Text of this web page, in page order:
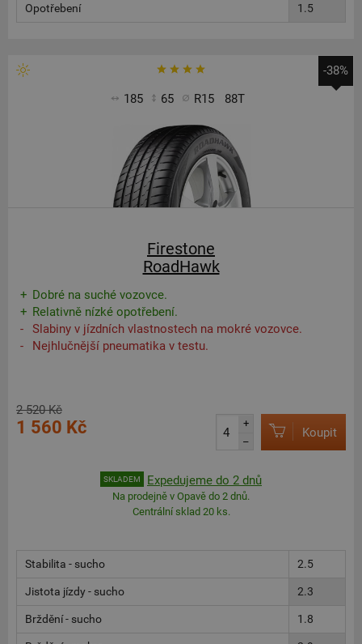
Opotřebení 1.5
185 65 R15 88T
-38%
Firestone
RoadHawk
Dobré na suché vozovce.
Relativně nízké opotřebení.
Slabiny v jízdních vlastnostech na mokré vozovce.
Nejhlučnější pneumatika v testu.
2 520 Kč
1 560 Kč
+
–
Koupit
SKLADEM Expedujeme do 2 dnů
Na prodejně v Opavě do 2 dnů.
Centrální sklad 20 ks.
Stabilita - sucho 2.5
Jistota jízdy - sucho 2.3
Brždění - sucho 1.8